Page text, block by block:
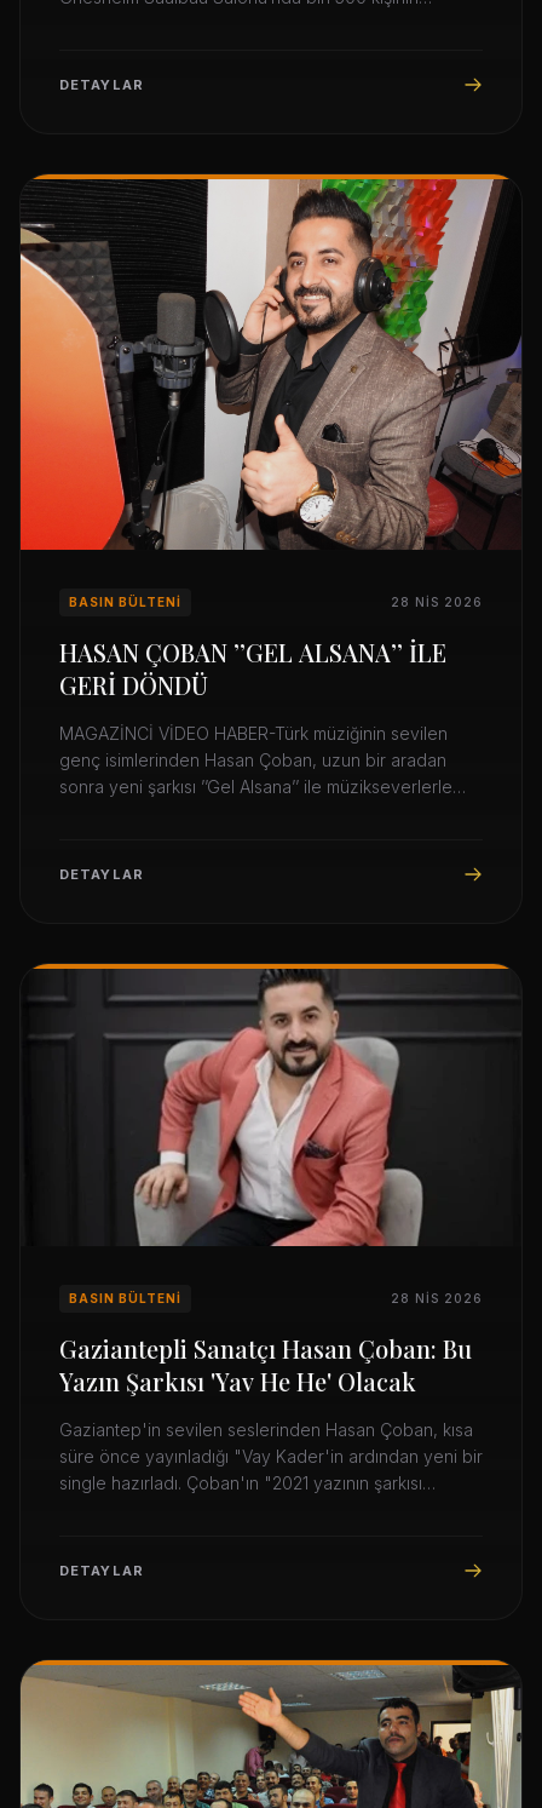
DETAYLAR
BASIN BÜLTENI 28 NIS 2026
HASAN ÇOBAN ’’GEL ALSANA’’ İLE
GERİ DÖNDÜ
MAGAZİNCİ VİDEO HABER-Türk müziğinin sevilen
genç isimlerinden Hasan Çoban, uzun bir aradan
sonra yeni şarkısı ’’Gel Alsana’’ ile müzikseverlerle
DETAYLAR
BASIN BÜLTENI 28 NIS 2026
Gaziantepli Sanatçı Hasan Çoban: Bu
Yazın Şarkısı 'Yav He He' Olacak
Gaziantep'in sevilen seslerinden Hasan Çoban, kısa
süre önce yayınladığı "Vay Kader'in ardından yeni bir
single hazırladı. Çoban'ın "2021 yazının şarkısı
DETAYLAR